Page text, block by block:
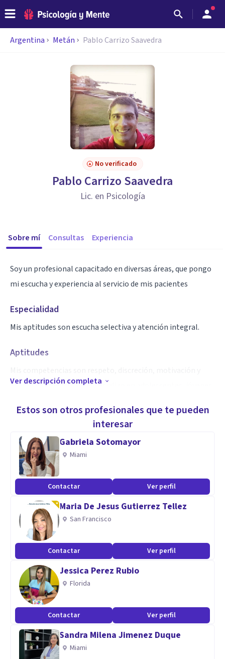
Argentina Metán Pablo Carrizo Saavedra
No verificado
Pablo Carrizo Saavedra
Lic. en Psicología
Sobre mí Consultas Experiencia
Soy un profesional capacitado en diversas áreas, que pongo
mi escucha y experiencia al servicio de mis pacientes
Especialidad
Mis aptitudes son escucha selectiva y atención integral.
Aptitudes
acompañamiento. Me especializo en adolescentes, jóvenes
Ver descripción completa
Estos son otros profesionales que te pueden
interesar
Gabriela Sotomayor
Miami
Contactar Ver perfil
Maria De Jesus Gutierrez Tellez
San Francisco
Contactar Ver perfil
Jessica Perez Rubio
Florida
Contactar Ver perfil
Sandra Milena Jimenez Duque
Miami